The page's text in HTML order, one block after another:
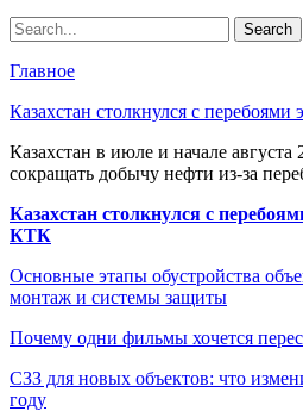
Главное
Казахстан столкнулся с
Казахстан в июле и начале
сокращать добычу нефти из-за
Казахстан столкнулся с
КТК
Основные этапы обустройства
монтаж и системы защиты
Почему одни фильмы хочется
СЗЗ для новых объектов: что
году